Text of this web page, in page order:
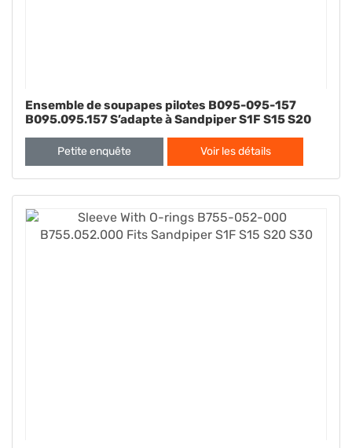
Ensemble de soupapes pilotes B095-095-157
B095.095.157 S’adapte à Sandpiper S1F S15 S20
Petite enquête Voir les détails